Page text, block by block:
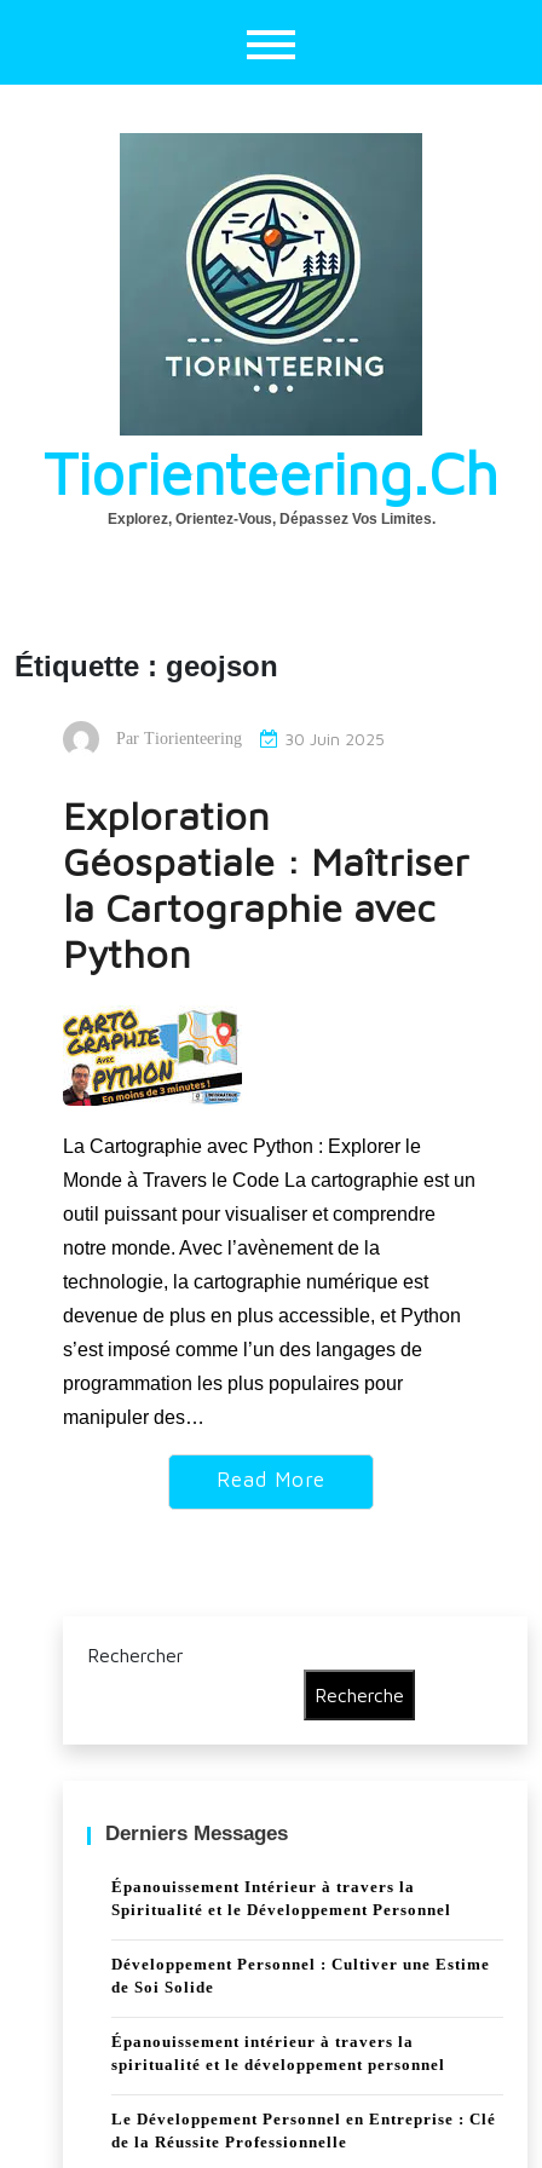
Tiorienteering.ch
Explorez, Orientez-Vous, Dépassez Vos Limites.
Étiquette : geojson
Par Tiorienteering 30 Juin 2025
Exploration
Géospatiale : Maîtriser
la Cartographie avec
Python
La Cartographie avec Python : Explorer le
Monde à Travers le Code La cartographie est un
outil puissant pour visualiser et comprendre
notre monde. Avec l’avènement de la
technologie, la cartographie numérique est
devenue de plus en plus accessible, et Python
s’est imposé comme l’un des langages de
programmation les plus populaires pour
manipuler des…
Read More
Rechercher
Recherche
Derniers Messages
Épanouissement Intérieur à travers la
Spiritualité et le Développement Personnel
Développement Personnel : Cultiver une Estime
de Soi Solide
Épanouissement intérieur à travers la
spiritualité et le développement personnel
Le Développement Personnel en Entreprise : Clé
de la Réussite Professionnelle